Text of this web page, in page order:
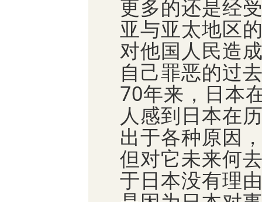
更多的还是经
亚与亚太地区
对他国人民造
自己罪恶的过
70年来，日本
人感到日本在
出于各种原因
但对它未来何
于日本没有理